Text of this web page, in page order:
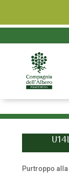
Purtroppo